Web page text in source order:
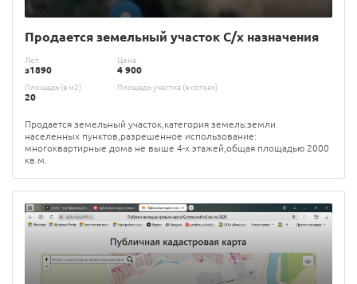
Продается земельный участок С/х назначения
Лот
з1890
Цена
4 900
Площадь (в м2)
20
Площадь участка (в сотках)
Продается земельный участок,категория земель:земли
населенных пунктов,разрешенное использование:
многоквартирные дома не выше 4-х этажей,общая площадью 2000
кв.м.